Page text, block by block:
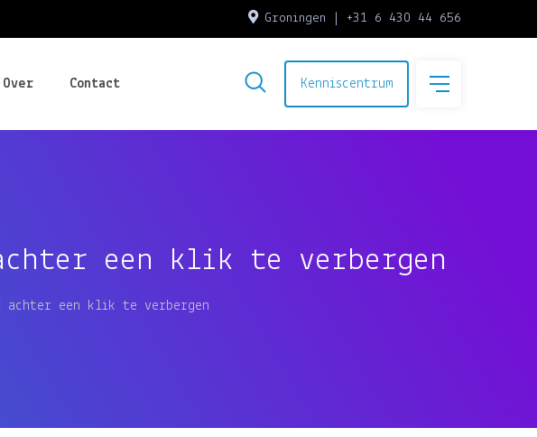
Groningen | +31 6 430 44 656
Over Contact Kenniscentrum
een klik te verbergen
achter een klik te verbergen